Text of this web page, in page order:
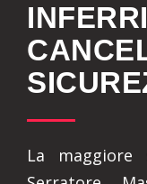
La maggiore